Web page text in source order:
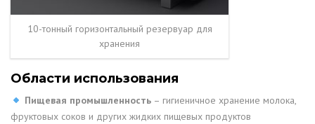
10-тонный горизонтальный резервуар для
хранения
Области использования
Пищевая промышленность– гигиеничное хранение молока,
фруктовых соков и других жидких пищевых продуктов